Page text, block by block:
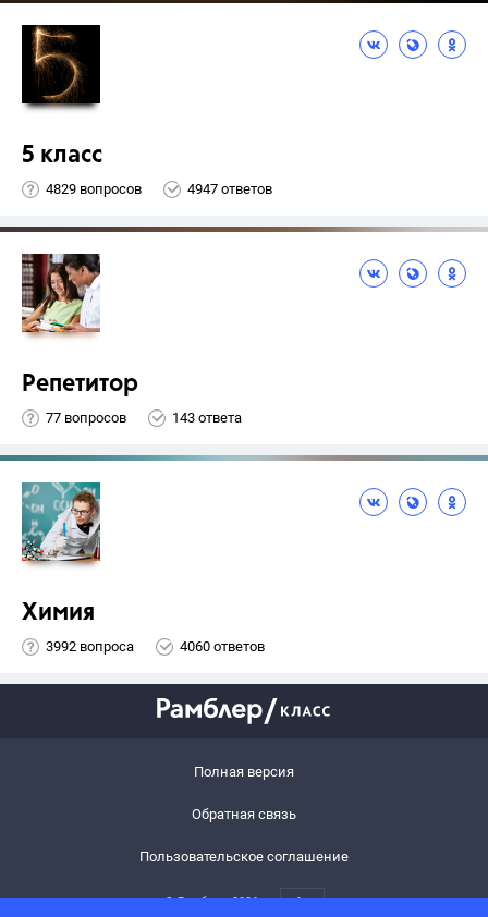
5 класс
4829 вопросов 4947 ответов
Репетитор
77 вопросов 143 ответа
Химия
3992 вопроса 4060 ответов
Полная версия
Обратная связь
Пользовательское соглашение
© Рамблер,2026 6+